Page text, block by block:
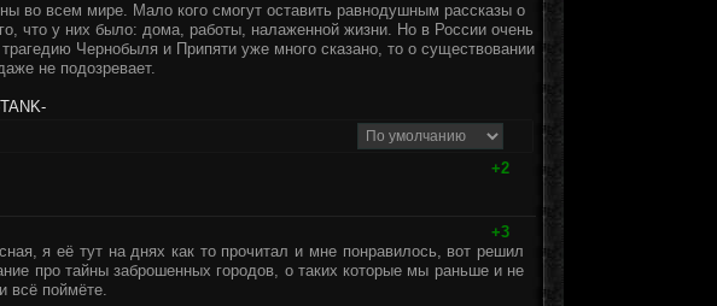
во всем мире. Мало кого смогут оставить равнодушным рассказы о
что у них было: дома, работы, налаженной жизни. Но в России очень
Чернобыля и Припяти уже много сказано, то о существовании
не подозревает.
+2
+3
я её тут на днях как то прочитал и мне понравилось, вот решил
про тайны заброшенных городов, о таких которые мы раньше и не
всё поймёте.